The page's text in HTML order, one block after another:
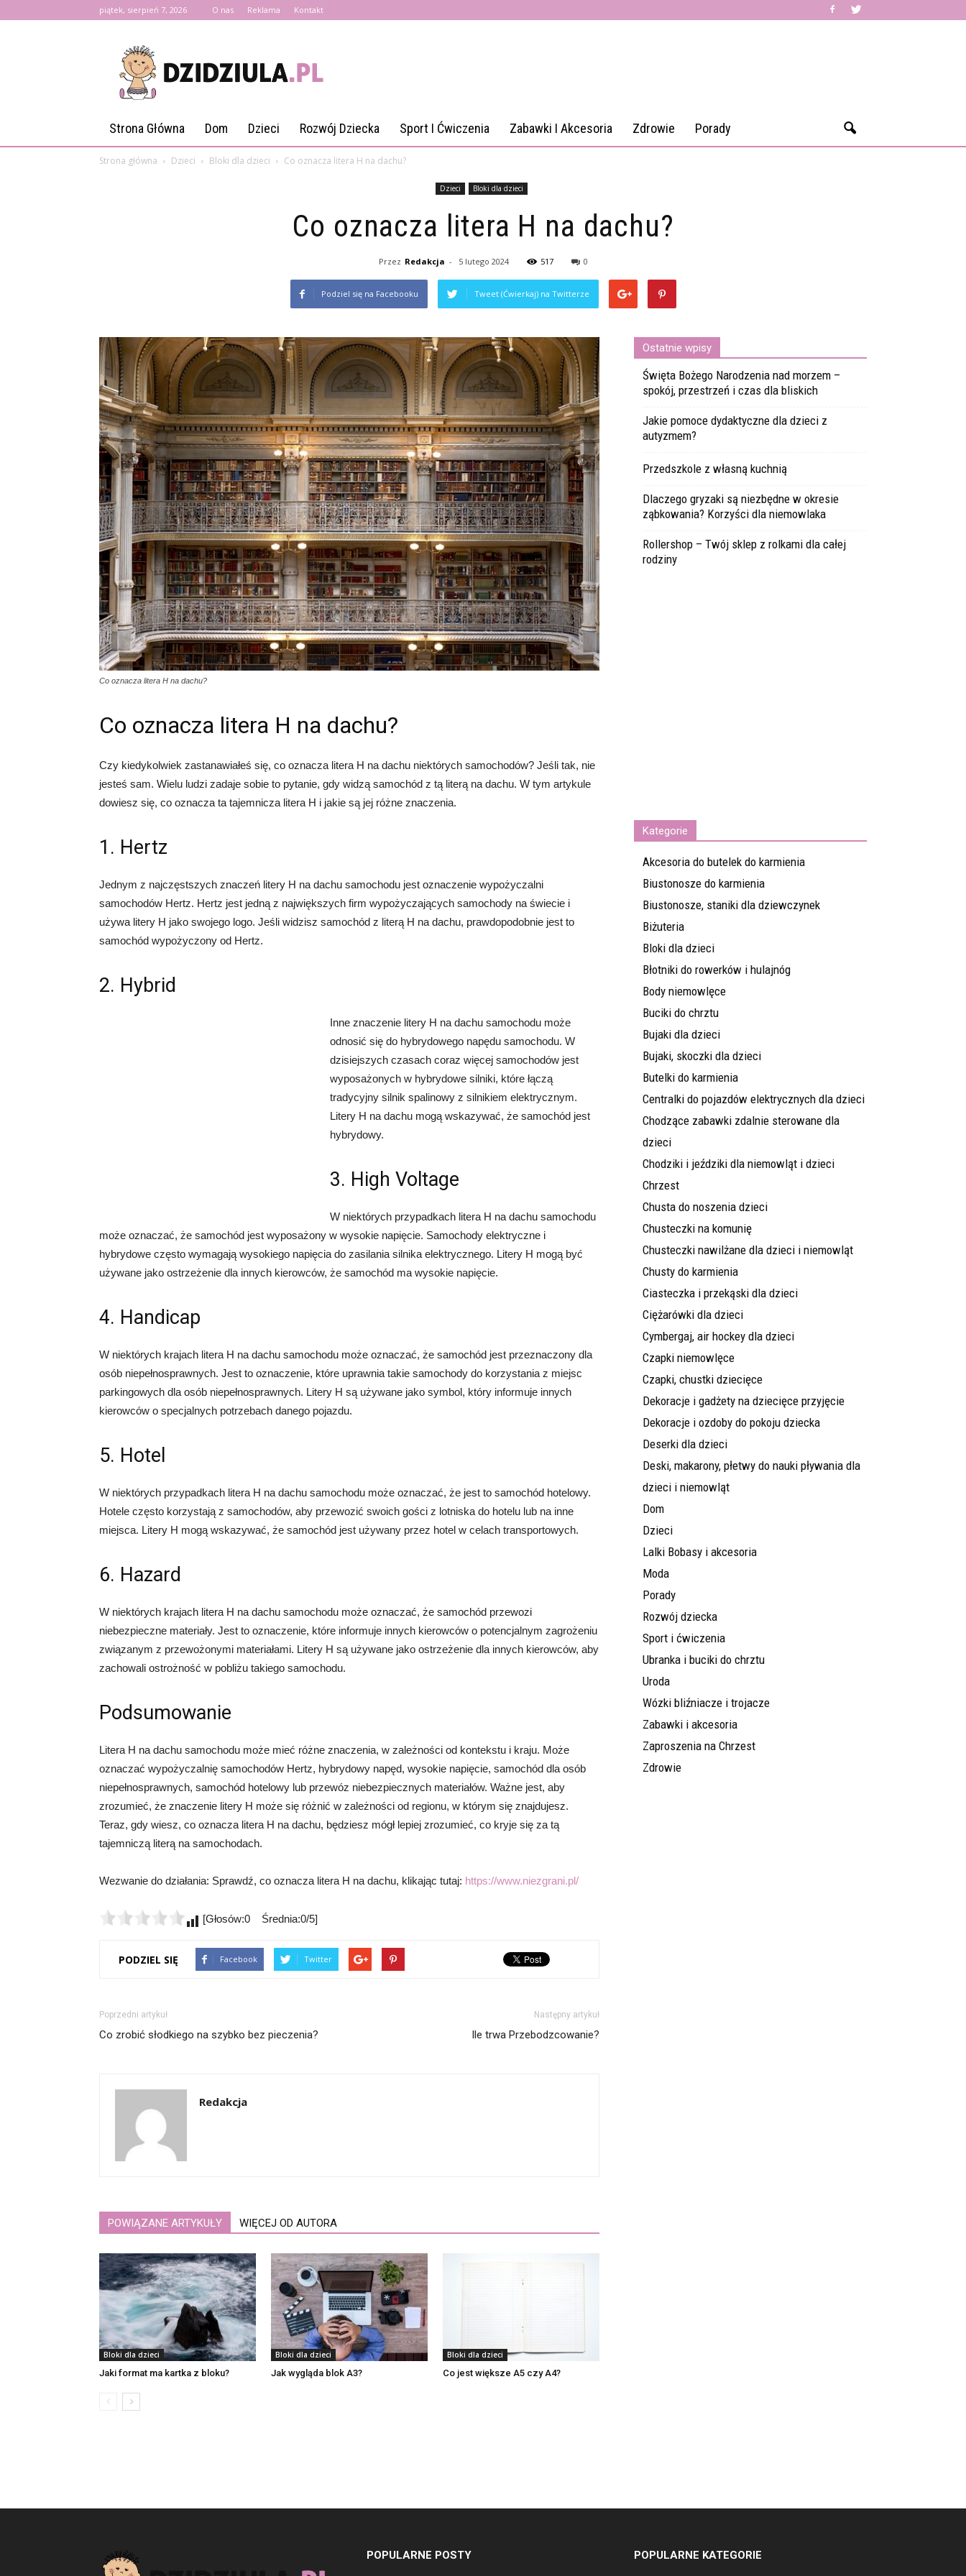
piątek, sierpień 7, 2026 O nas Reklama Kontakt
Dzidziula.pl
Strona Główna Dom Dzieci Rozwój Dziecka Sport I Ćwiczenia Zabawki I Akcesoria Zdrowie Porady
Strona główna Dzieci Bloki dla dzieci Co oznacza litera H na dachu?
Dzieci Bloki dla dzieci
Co oznacza litera H na dachu?
Przez Redakcja - 5 lutego 2024 517 0
Podziel się na Facebooku Tweet (Ćwierkaj) na Twitterze
Co oznacza litera H na dachu?
Co oznacza litera H na dachu?
Czy kiedykolwiek zastanawiałeś się, co oznacza litera H na dachu niektórych samochodów? Jeśli tak, nie
jesteś sam. Wielu ludzi zadaje sobie to pytanie, gdy widzą samochód z tą literą na dachu. W tym artykule
dowiesz się, co oznacza ta tajemnicza litera H i jakie są jej różne znaczenia.
1. Hertz
Jednym z najczęstszych znaczeń litery H na dachu samochodu jest oznaczenie wypożyczalni
samochodów Hertz. Hertz jest jedną z największych firm wypożyczających samochody na świecie i
używa litery H jako swojego logo. Jeśli widzisz samochód z literą H na dachu, prawdopodobnie jest to
samochód wypożyczony od Hertz.
2. Hybrid
Inne znaczenie litery H na dachu samochodu może
odnosić się do hybrydowego napędu samochodu. W
dzisiejszych czasach coraz więcej samochodów jest
wyposażonych w hybrydowe silniki, które łączą
tradycyjny silnik spalinowy z silnikiem elektrycznym.
Litery H na dachu mogą wskazywać, że samochód jest
hybrydowy.
3. High Voltage
W niektórych przypadkach litera H na dachu samochodu
może oznaczać, że samochód jest wyposażony w wysokie napięcie. Samochody elektryczne i
hybrydowe często wymagają wysokiego napięcia do zasilania silnika elektrycznego. Litery H mogą być
używane jako ostrzeżenie dla innych kierowców, że samochód ma wysokie napięcie.
4. Handicap
W niektórych krajach litera H na dachu samochodu może oznaczać, że samochód jest przeznaczony dla
osób niepełnosprawnych. Jest to oznaczenie, które uprawnia takie samochody do korzystania z miejsc
parkingowych dla osób niepełnosprawnych. Litery H są używane jako symbol, który informuje innych
kierowców o specjalnych potrzebach danego pojazdu.
5. Hotel
W niektórych przypadkach litera H na dachu samochodu może oznaczać, że jest to samochód hotelowy.
Hotele często korzystają z samochodów, aby przewozić swoich gości z lotniska do hotelu lub na inne
miejsca. Litery H mogą wskazywać, że samochód jest używany przez hotel w celach transportowych.
6. Hazard
W niektórych krajach litera H na dachu samochodu może oznaczać, że samochód przewozi
niebezpieczne materiały. Jest to oznaczenie, które informuje innych kierowców o potencjalnym zagrożeniu
związanym z przewożonymi materiałami. Litery H są używane jako ostrzeżenie dla innych kierowców, aby
zachowali ostrożność w pobliżu takiego samochodu.
Podsumowanie
Litera H na dachu samochodu może mieć różne znaczenia, w zależności od kontekstu i kraju. Może
oznaczać wypożyczalnię samochodów Hertz, hybrydowy napęd, wysokie napięcie, samochód dla osób
niepełnosprawnych, samochód hotelowy lub przewóz niebezpiecznych materiałów. Ważne jest, aby
zrozumieć, że znaczenie litery H może się różnić w zależności od regionu, w którym się znajdujesz.
Teraz, gdy wiesz, co oznacza litera H na dachu, będziesz mógł lepiej zrozumieć, co kryje się za tą
tajemniczą literą na samochodach.
Wezwanie do działania: Sprawdź, co oznacza litera H na dachu, klikając tutaj: https://www.niezgrani.pl/
[Głosów:0 Średnia:0/5]
PODZIEL SIĘ Facebook Twitter
Poprzedni artykuł
Co zrobić słodkiego na szybko bez pieczenia?
Następny artykuł
Ile trwa Przebodzcowanie?
Redakcja
POWIĄZANE ARTYKUŁY WIĘCEJ OD AUTORA
Bloki dla dzieci
Jaki format ma kartka z bloku?
Bloki dla dzieci
Jak wygląda blok A3?
Bloki dla dzieci
Co jest większe A5 czy A4?
Ostatnie wpisy
Święta Bożego Narodzenia nad morzem –
spokój, przestrzeń i czas dla bliskich
Jakie pomoce dydaktyczne dla dzieci z
autyzmem?
Przedszkole z własną kuchnią
Dlaczego gryzaki są niezbędne w okresie
ząbkowania? Korzyści dla niemowlaka
Rollershop – Twój sklep z rolkami dla całej
rodziny
Kategorie
Akcesoria do butelek do karmienia
Biustonosze do karmienia
Biustonosze, staniki dla dziewczynek
Biżuteria
Bloki dla dzieci
Błotniki do rowerków i hulajnóg
Body niemowlęce
Buciki do chrztu
Bujaki dla dzieci
Bujaki, skoczki dla dzieci
Butelki do karmienia
Centralki do pojazdów elektrycznych dla dzieci
Chodzące zabawki zdalnie sterowane dla
dzieci
Chodziki i jeździki dla niemowląt i dzieci
Chrzest
Chusta do noszenia dzieci
Chusteczki na komunię
Chusteczki nawilżane dla dzieci i niemowląt
Chusty do karmienia
Ciasteczka i przekąski dla dzieci
Ciężarówki dla dzieci
Cymbergaj, air hockey dla dzieci
Czapki niemowlęce
Czapki, chustki dziecięce
Dekoracje i gadżety na dziecięce przyjęcie
Dekoracje i ozdoby do pokoju dziecka
Deserki dla dzieci
Deski, makarony, płetwy do nauki pływania dla
dzieci i niemowląt
Dom
Dzieci
Lalki Bobasy i akcesoria
Moda
Porady
Rozwój dziecka
Sport i ćwiczenia
Ubranka i buciki do chrztu
Uroda
Wózki bliźniacze i trojacze
Zabawki i akcesoria
Zaproszenia na Chrzest
Zdrowie
POPULARNE POSTY POPULARNE KATEGORIE